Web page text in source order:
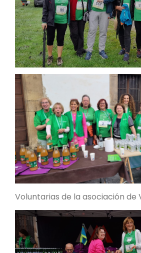
Voluntarias de la asociación de